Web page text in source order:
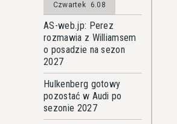
Czwartek 6.08
AS-web.jp: Perez
rozmawia z Williamsem
o posadzie na sezon
2027
Hulkenberg gotowy
pozostać w Audi po
sezonie 2027